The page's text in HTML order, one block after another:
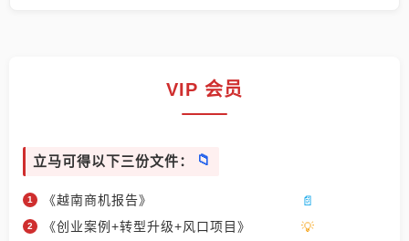
VIP 会员
立马可得以下三份文件：
《越南商机报告》
《创业案例+转型升级+风口项目》